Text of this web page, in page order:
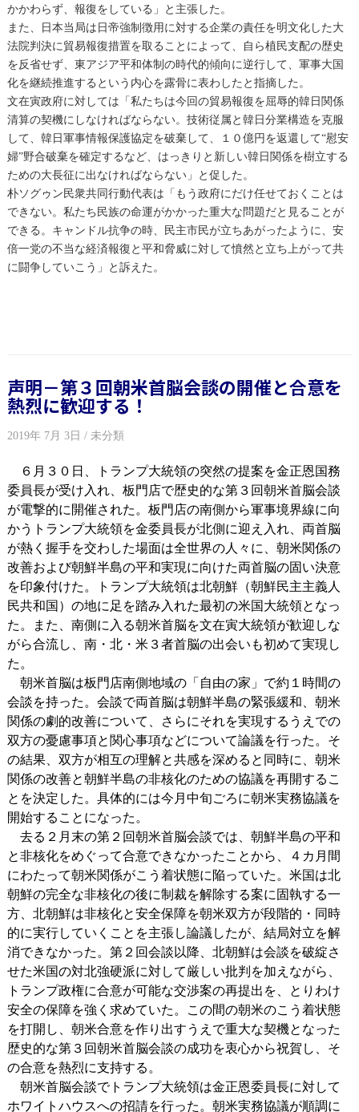
かかわらず、報復をしている」と主張した。
また、日本当局は日帝強制徴用に対する企業の責任を明文化した大
法院判決に貿易報復措置を取ることによって、自ら植民支配の歴史
を反省せず、東アジア平和体制の時代的傾向に逆行して、軍事大国
化を継続推進するという内心を露骨に表わしたと指摘した。
文在寅政府に対しては「私たちは今回の貿易報復を屈辱的韓日関係
清算の契機にしなければならない。技術従属と韓日分業構造を克服
して、韓日軍事情報保護協定を破棄して、１０億円を返還して“慰安
婦”野合破棄を確定するなど、はっきりと新しい韓日関係を樹立する
ための大長征に出なければならない」と促した。
朴ソグゥン民衆共同行動代表は「もう政府にだけ任せておくことは
できない。私たち民族の命運がかかった重大な問題だと見ることが
できる。キャンドル抗争の時、民主市民が立ちあがったように、安
倍一党の不当な経済報復と平和脅威に対して憤然と立ち上がって共
に闘争していこう」と訴えた。
声明－第３回朝米首脳会談の開催と合意を
熱烈に歓迎する！
2019年 7月 3日 / 未分類
６月３０日、トランプ大統領の突然の提案を金正恩国務
委員長が受け入れ、板門店で歴史的な第３回朝米首脳会談
が電撃的に開催された。板門店の南側から軍事境界線に向
かうトランプ大統領を金委員長が北側に迎え入れ、両首脳
が熱く握手を交わした場面は全世界の人々に、朝米関係の
改善および朝鮮半島の平和実現に向けた両首脳の固い決意
を印象付けた。トランプ大統領は北朝鮮（朝鮮民主主義人
民共和国）の地に足を踏み入れた最初の米国大統領となっ
た。また、南側に入る朝米首脳を文在寅大統領が歓迎しな
がら合流し、南・北・米３者首脳の出会いも初めて実現し
た。
朝米首脳は板門店南側地域の「自由の家」で約１時間の
会談を持った。会談で両首脳は朝鮮半島の緊張緩和、朝米
関係の劇的改善について、さらにそれを実現するうえでの
双方の憂慮事項と関心事項などについて論議を行った。そ
の結果、双方が相互の理解と共感を深めると同時に、朝米
関係の改善と朝鮮半島の非核化のための協議を再開するこ
とを決定した。具体的には今月中旬ごろに朝米実務協議を
開始することになった。
去る２月末の第２回朝米首脳会談では、朝鮮半島の平和
と非核化をめぐって合意できなかったことから、４カ月間
にわたって朝米関係がこう着状態に陥っていた。米国は北
朝鮮の完全な非核化の後に制裁を解除する案に固執する一
方、北朝鮮は非核化と安全保障を朝米双方が段階的・同時
的に実行していくことを主張し論議したが、結局対立を解
消できなかった。第２回会談以降、北朝鮮は会談を破綻さ
せた米国の対北強硬派に対して厳しい批判を加えながら、
トランプ政権に合意が可能な交渉案の再提出を、とりわけ
安全の保障を強く求めていた。この間の朝米のこう着状態
を打開し、朝米合意を作り出すうえで重大な契機となった
歴史的な第３回朝米首脳会談の成功を衷心から祝賀し、そ
の合意を熱烈に支持する。
朝米首脳会談でトランプ大統領は金正恩委員長に対して
ホワイトハウスへの招請を行った。朝米実務協議が順調に